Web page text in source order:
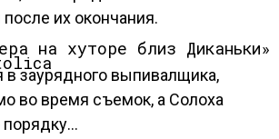
их окончания.
в заурядного выпивалщика,
во время съемок, а Солоха